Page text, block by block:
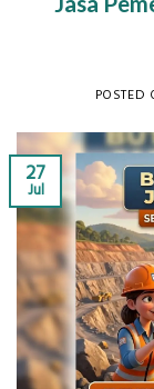
POSTED
27
Jul